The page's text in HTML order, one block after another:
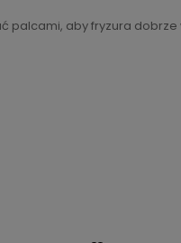
palcami, aby fryzura dobrze